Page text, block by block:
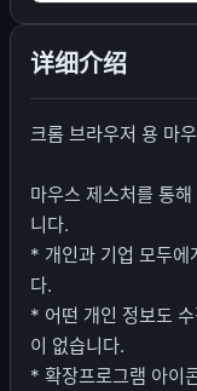
详细介绍
크롬 브라우저 용 마
마우스 제스처를 통
니다.
* 개인과 기업 모두에
다.
* 어떤 개인 정보도
이 없습니다.
* 확장프로그램 아이